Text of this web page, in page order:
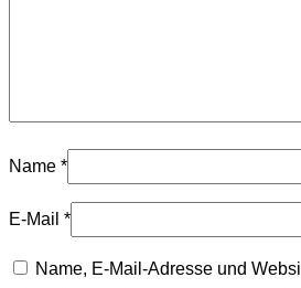
Name *
E-Mail *
Name, E-Mail-Adresse und